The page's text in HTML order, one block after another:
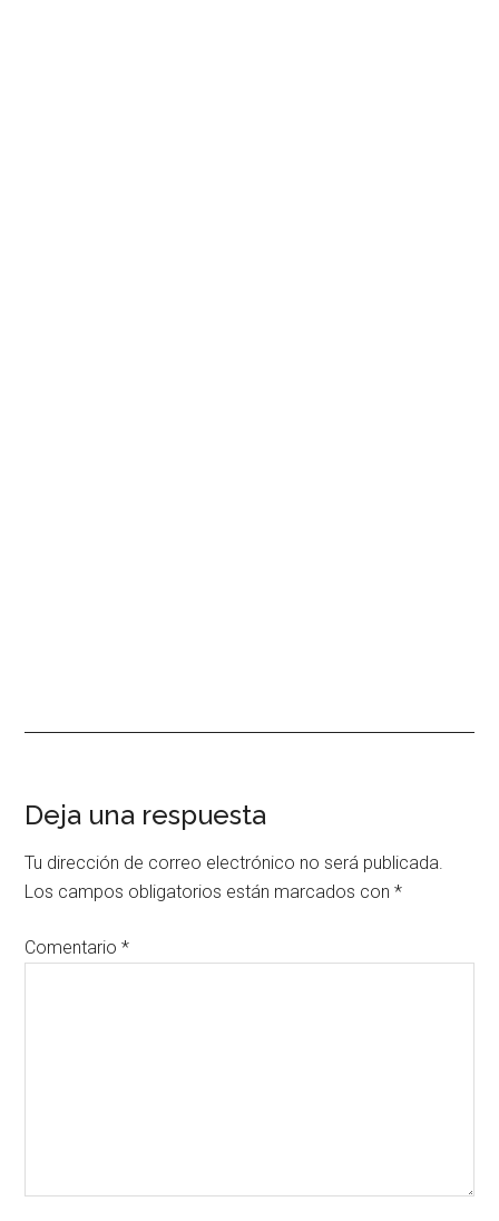
Interacciones
con
los
lectores
Deja una respuesta
Tu dirección de correo electrónico no será publicada.
Los campos obligatorios están marcados con*
Comentario*